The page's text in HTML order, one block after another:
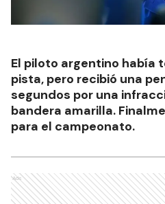
El piloto argentino había
pista, pero recibió una
segundos por una
bandera amarilla.
para el campeonato.
Ads